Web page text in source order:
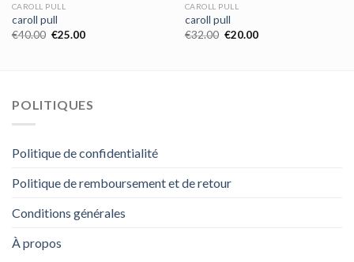
CAROLL PULL
caroll pull
€40.00 €25.00
CAROLL PULL
caroll pull
€32.00 €20.00
POLITIQUES
Politique de confidentialité
Politique de remboursement et de retour
Conditions générales
À propos